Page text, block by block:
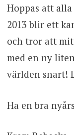
Hoppas att
2013 blir ett
och tror att
med en ny
världen snart!
Ha en bra